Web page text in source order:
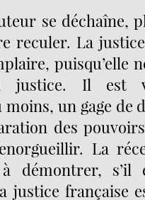
se déchaîne,
reculer. La
puisqu’elle
justice. Il est
un gage de
des
La
démontrer, s’il
justice française